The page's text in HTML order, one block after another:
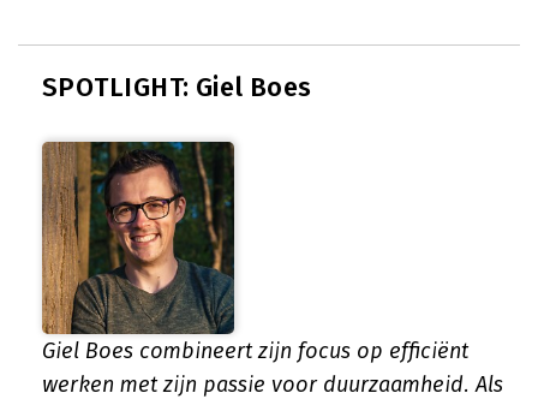
SPOTLIGHT: Giel Boes
Giel Boes combineert zijn focus op efficiënt
werken met zijn passie voor duurzaamheid. Als